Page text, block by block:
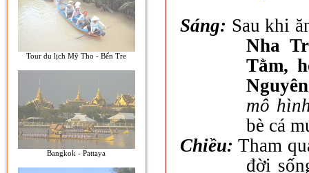
Tour du lịch Mỹ Tho - Bến Tre
Bangkok - Pattaya
Sáng: Sau khi
Nha
Tằm,
Nguyên
mô
bè cá
Chiều: Tham
đời